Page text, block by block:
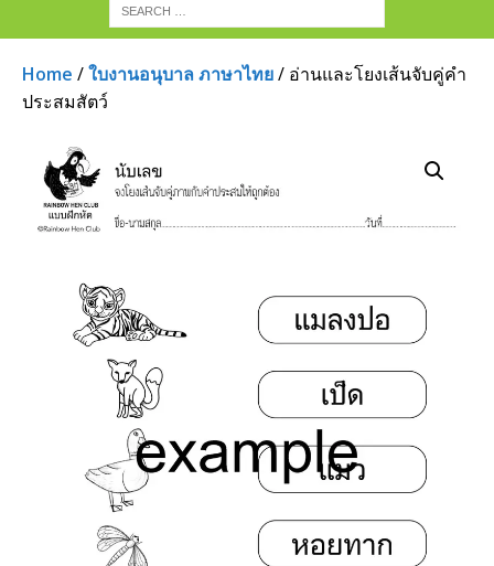
Home /ใบงานอนุบาล ภาษาไทย/ อ่านและโยงเส้นจับคู่คำ
ประสมสัตว์